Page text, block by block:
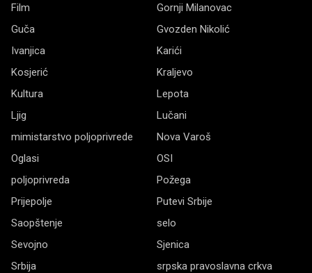
Film
Gornji Milanovac
Guča
Gvozden Nikolić
Ivanjica
Karići
Kosjerić
Kraljevo
Kultura
Lepota
Ljig
Lučani
mimistarstvo poljoprivrede
Nova Varoš
Oglasi
OSI
poljoprivreda
Požega
Prijepolje
Putevi Srbije
Saopštenje
selo
Sevojno
Sjenica
Srbija
srpska pravoslavna crkva